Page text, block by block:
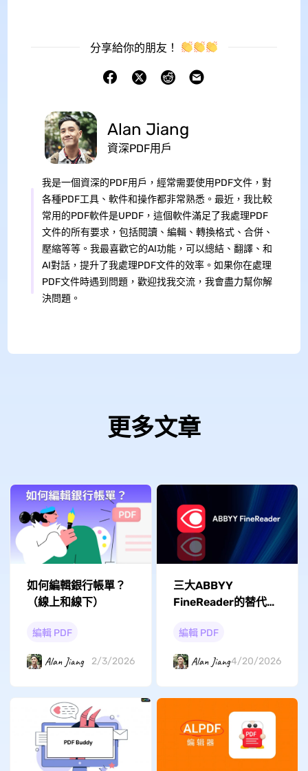
分享給你的朋友！
Alan Jiang
資深PDF用戶
我是一個資深的PDF用戶，經常需要使用PDF文件，對
各種PDF工具、軟件和操作都非常熟悉。最近，我比較
常用的PDF軟件是UPDF，這個軟件滿足了我處理PDF
文件的所有要求，包括閱讀、編輯、轉換格式、合併、
壓縮等等。我最喜歡它的AI功能，可以總結、翻譯、和
AI對話，提升了我處理PDF文件的效率。如果你在處理
PDF文件時遇到問題，歡迎找我交流，我會盡力幫你解
決問題。
更多文章
如何編輯銀行帳單？
（線上和線下）
編輯 PDF
Alan Jiang 2/3/2026
三大ABBYY
FineReader的替代工
編輯 PDF
Alan Jiang4/20/2026